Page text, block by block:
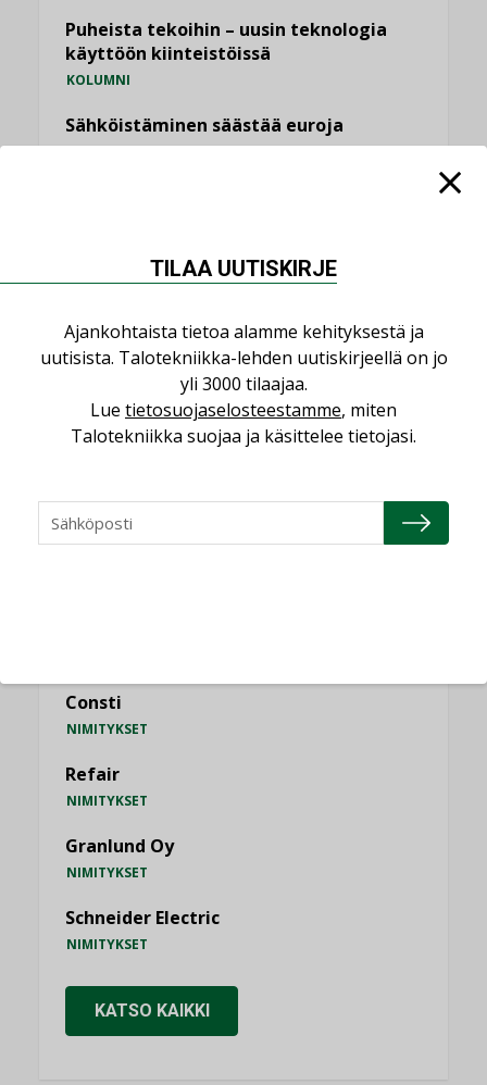
Puheista tekoihin – uusin teknologia
käyttöön kiinteistöissä
KOLUMNI
Sähköistäminen säästää euroja
KOLUMNI
KOLUMNI
Vesi- ja viemärimitoittaminen on
jämähtänyt ajassa paikalleen
MIELIPIDE
KATSO KAIKKI
Consti
NIMITYKSET
Refair
NIMITYKSET
Granlund Oy
NIMITYKSET
Schneider Electric
NIMITYKSET
KATSO KAIKKI
TILAA UUTISKIRJE
Ajankohtaista tietoa alamme kehityksestä ja
uutisista. Talotekniikka-lehden uutiskirjeellä on jo
yli 3000 tilaajaa.
Lue tietosuojaselosteestamme, miten
Talotekniikka suojaa ja käsittelee tietojasi.